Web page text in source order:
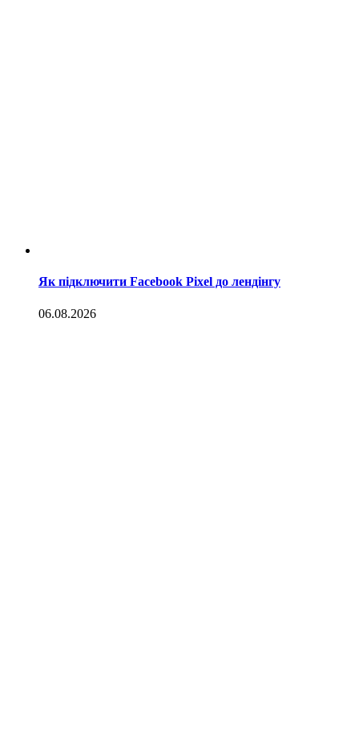
Як підключити Facebook Pixel до лендінгу
06.08.2026